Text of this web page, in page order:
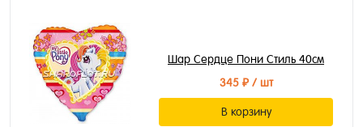
Шар Сердце Пони Стиль 40см
345 ₽/ шт
В корзину